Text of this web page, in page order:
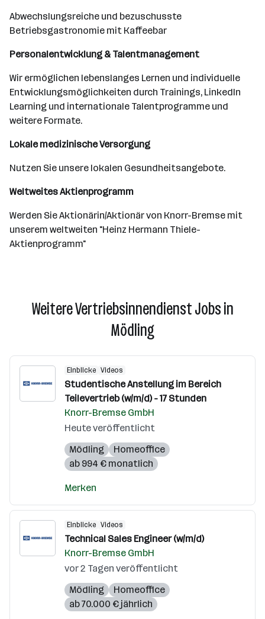
Abwechslungsreiche und bezuschusste
Betriebsgastronomie mit Kaffeebar
Personalentwicklung & Talentmanagement
Wir ermöglichen lebenslanges Lernen und individuelle
Entwicklungsmöglichkeiten durch Trainings, LinkedIn
Learning und internationale Talentprogramme und
weitere Formate.
Lokale medizinische Versorgung
Nutzen Sie unsere lokalen Gesundheitsangebote.
Weltweites Aktienprogramm
Werden Sie Aktionärin/Aktionär von Knorr-Bremse mit
unserem weltweiten "Heinz Hermann Thiele-
Aktienprogramm"
Weitere Vertriebsinnendienst Jobs in
Mödling
Einblicke Videos
Studentische Anstellung im Bereich
Teilevertrieb (w/m/d) - 17 Stunden
Knorr-Bremse GmbH
Heute veröffentlicht
Mödling
Homeoffice
ab 994 € monatlich
Merken
Einblicke Videos
Technical Sales Engineer (w/m/d)
Knorr-Bremse GmbH
vor 2 Tagen veröffentlicht
Mödling
Homeoffice
ab 70.000 € jährlich